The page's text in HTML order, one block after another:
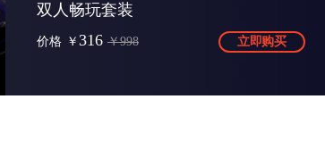
双人畅玩套装
价格 ￥ 316 ￥998 立即购买